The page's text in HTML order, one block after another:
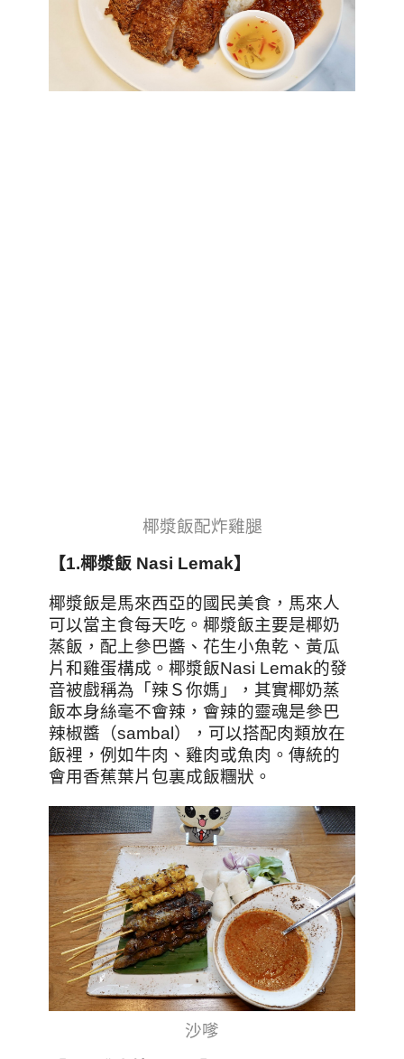
椰漿飯配炸雞腿
【1.椰漿飯 Nasi Lemak】
椰漿飯是馬來西亞的國民美食，馬來人
可以當主食每天吃。椰漿飯主要是椰奶
蒸飯，配上參巴醬、花生小魚乾、黃瓜
片和雞蛋構成。椰漿飯Nasi Lemak的發
音被戲稱為「辣Ｓ你媽」，其實椰奶蒸
飯本身絲毫不會辣，會辣的靈魂是參巴
辣椒醬（sambal），可以搭配肉類放在
飯裡，例如牛肉、雞肉或魚肉。傳統的
會用香蕉葉片包裏成飯糰狀。
沙嗲